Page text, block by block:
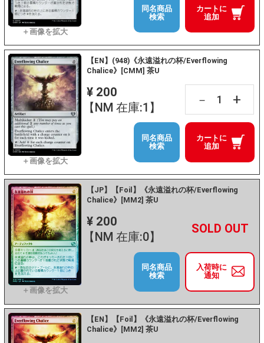
カートに
追加
同名商品
検索
【EN】(948)《永遠溢れの杯/Everflowing
Chalice》[CMM] 茶U
¥ 200
【NM 在庫:1】
－ +
カートに
追加
同名商品
検索
【JP】【Foil】《永遠溢れの杯/Everflowing
Chalice》[MM2] 茶U
¥ 200
【NM 在庫:0】
－ +
入荷時に
通知
同名商品
検索
【EN】【Foil】《永遠溢れの杯/Everflowing
Chalice》[MM2] 茶U